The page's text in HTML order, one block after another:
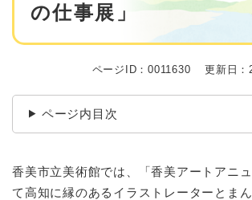
の仕事展」
ページID：0011630 更新日：
ページ内目次
香美市立美術館では、「香美アートアニ
て高知に縁のあるイラストレーターとま